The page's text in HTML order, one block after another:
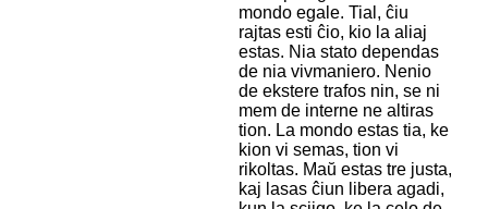
mondo egale. Tial, ĉiu
rajtas esti ĉio, kio la aliaj
estas. Nia stato dependas
de nia vivmaniero. Nenio
de ekstere trafos nin, se ni
mem de interne ne altiras
tion. La mondo estas tia, ke
kion vi semas, tion vi
rikoltas. Maŭ estas tre justa,
kaj lasas ĉiun libera agadi,